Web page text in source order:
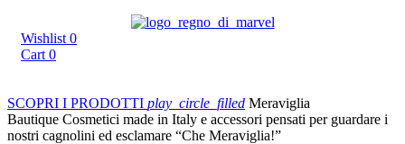
Wishlist 0
Cart 0
SCOPRI I PRODOTTI play_circle_filled Meraviglia
Bautique Cosmetici made in Italy e accessori pensati per guardare i
nostri cagnolini ed esclamare “Che Meraviglia!”